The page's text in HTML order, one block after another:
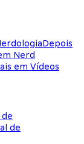
Depois
Nerd
em Vídeos
de